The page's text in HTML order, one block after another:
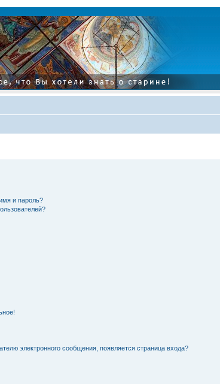
и пароль?
электронного сообщения, появляется страница входа?